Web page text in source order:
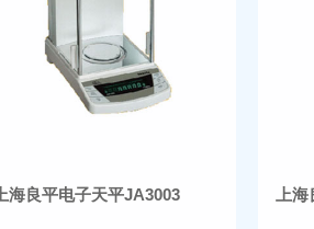
上海良平电子天平JA3003 上